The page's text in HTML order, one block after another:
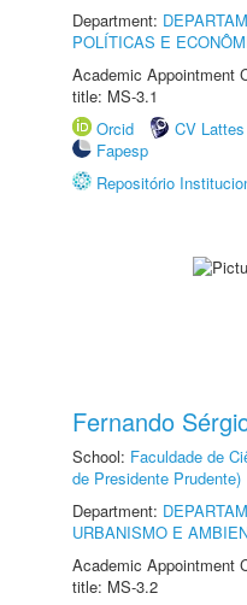
Department:
POLÍTICAS E
Academic Appointment
title: MS-3.1
Orcid
CV Lattes
Fapesp
Repositório
Fernando
School: Faculdade de
de Presidente Prudente)
Department:
URBANISMO E
Academic Appointment
title: MS-3.2